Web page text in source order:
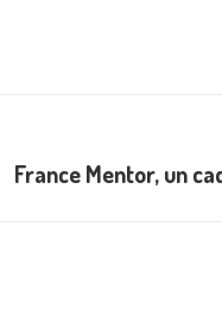
France Mentor, un